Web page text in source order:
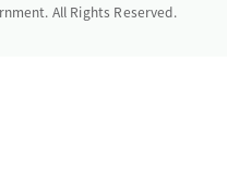
All Rights Reserved.